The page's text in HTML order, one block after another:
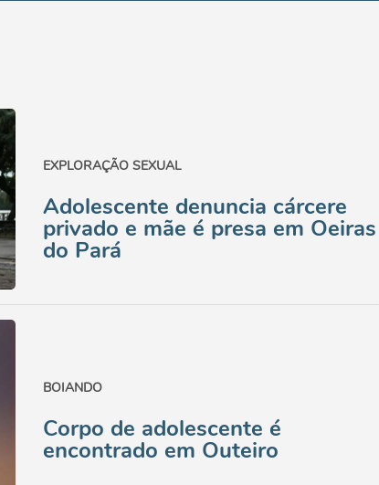
EXPLORAÇÃO SEXUAL
Adolescente denuncia cárcere
privado e mãe é presa em Oeiras
do Pará
BOIANDO
Corpo de adolescente é
encontrado em Outeiro